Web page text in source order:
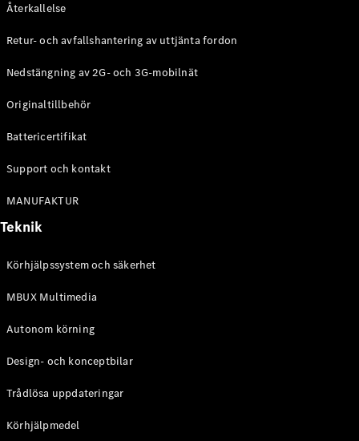
Benz Online
Store
Cabriolet / Roadster
CLE
Mercedes-
Roadster
Maybach SL
Monogram
Series
Återkallelse
Retur- och avfallshantering av uttjänta fordon
Nedstängning av 2G- och 3G-mobilnät
Originaltillbehör
Battericertifikat
Support och kontakt
MANUFAKTUR
Teknik
Körhjälpssystem och säkerhet
MBUX Multimedia
Autonom körning
Design- och konceptbilar
Trådlösa uppdateringar
Körhjälpmedel